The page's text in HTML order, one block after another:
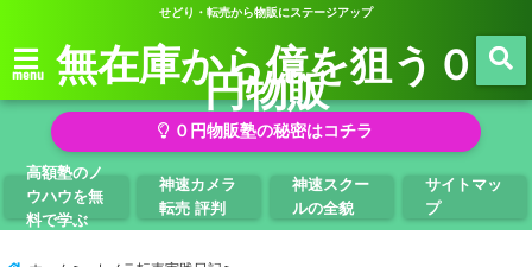
せどり・転売から物販にステージアップ
menu 無在庫から億を狙う０
円物販
０円物販塾の秘密はコチラ
高額塾のノ
ウハウを無
料で学ぶ
神速カメラ
転売 評判
神速スクー
ルの全貌
サイトマッ
プ